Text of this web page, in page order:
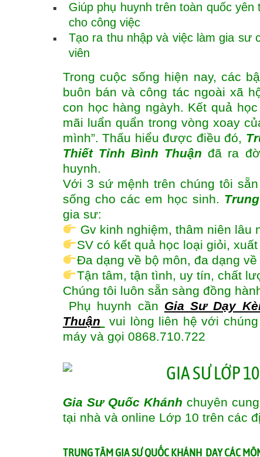
Giúp phụ huynh trên toàn quốc
cho công việc
Tạo ra thu nhập và việc làm gia sư
viên
Trong cuộc sống hiện nay, các
buôn bán và công tác ngoài xã
con học hàng ngàyh. Kết quả
mãi luẩn quẩn trong vòng xoay
mình”. Thấu hiểu được điều đó,
Thiết Tỉnh Bình Thuận đã ra
huynh.
Với 3 sứ mệnh trên chúng tôi
sống cho các em học sinh.
gia sư:
Gv kinh nghiệm, thâm niên lâu
SV có kết quả học loại giỏi,
Đa dạng về bộ môn, đa dạng
Tận tâm, tận tình, uy tín, chất
Chúng tôi luôn sẵn sàng đồng
Phụ huynh cần Gia Sư Dạy
Thuận
vui lòng liên hệ với
máy và gọi 0868.710.722
Gia Sư Quốc Khánhchuyên
tại nhà và online Lớp 10 trên các
TRUNG TÂM GIA SƯ QUỐC KHÁNH DẠY CÁC